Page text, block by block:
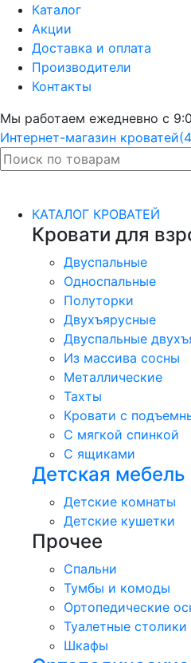
Каталог
Акции
Доставка и оплата
Производители
Контакты
Мы работаем ежедневно с
Интернет-магазин кроватей
КАТАЛОГ КРОВАТЕЙ
Кровати для
Двуспальные
Односпальные
Полуторки
Двухъярусные
Двуспальные
Из массива сосны
Металлические
Тахты
Кровати с
С мягкой спинкой
С ящиками
Детская мебель
Детские комнаты
Детские кушетки
Прочее
Спальни
Тумбы и комоды
Ортопедические
Туалетные столики
Шкафы